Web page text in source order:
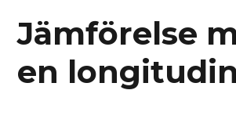
Jämförelse
en